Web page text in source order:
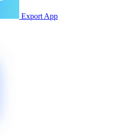
Export App